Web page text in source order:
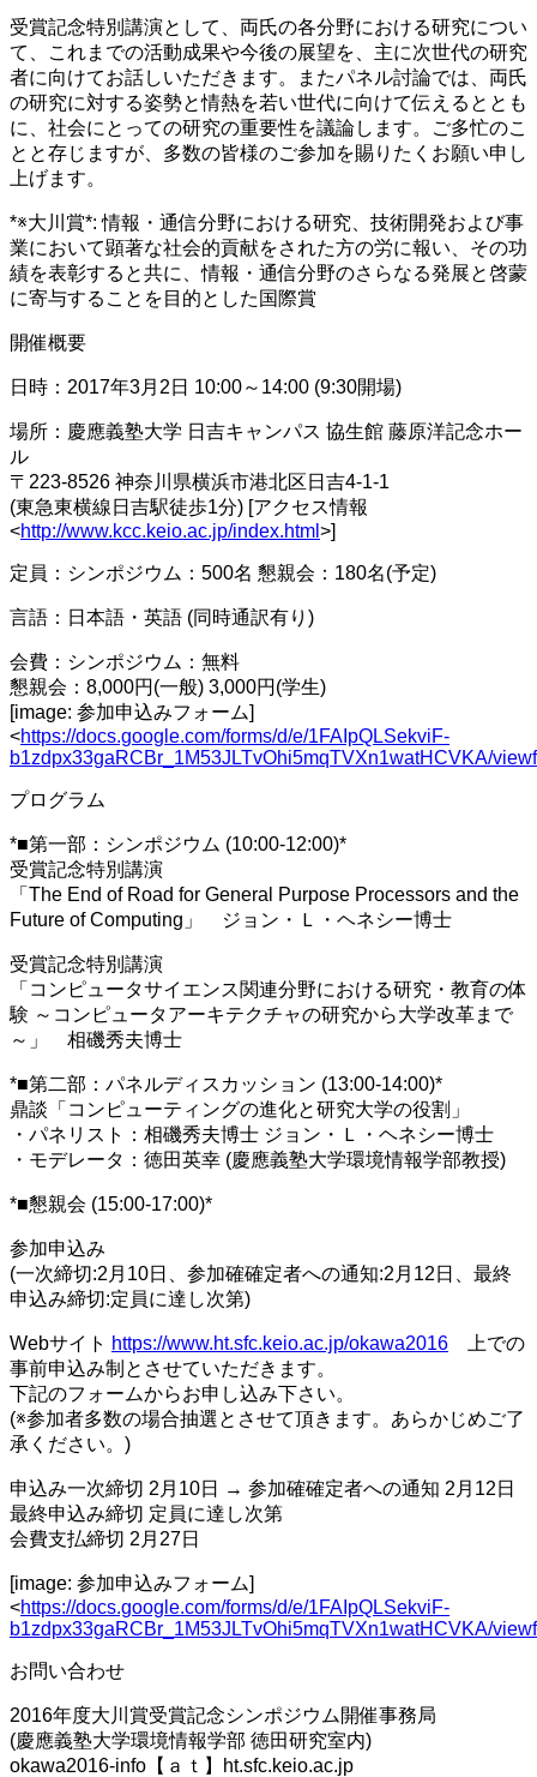
受賞記念特別講演として、両氏の各分野における研究につい
て、これまでの活動成果や今後の展望を、主に次世代の研究
者に向けてお話しいただきます。またパネル討論では、両氏
の研究に対する姿勢と情熱を若い世代に向けて伝えるととも
に、社会にとっての研究の重要性を議論します。ご多忙のこ
とと存じますが、多数の皆様のご参加を賜りたくお願い申し
上げます。
*※大川賞*: 情報・通信分野における研究、技術開発および事
業において顕著な社会的貢献をされた方の労に報い、その功
績を表彰すると共に、情報・通信分野のさらなる発展と啓蒙
に寄与することを目的とした国際賞
開催概要
日時：2017年3月2日 10:00～14:00 (9:30開場)
場所：慶應義塾大学 日吉キャンパス 協生館 藤原洋記念ホー
ル
〒223-8526 神奈川県横浜市港北区日吉4-1-1
(東急東横線日吉駅徒歩1分) [アクセス情報
<http://www.kcc.keio.ac.jp/index.html >]
定員：シンポジウム：500名 懇親会：180名(予定)
言語：日本語・英語 (同時通訳有り)
会費：シンポジウム：無料
懇親会：8,000円(一般) 3,000円(学生)
[image: 参加申込みフォーム]
<https://docs.google.com/forms/d/e/1FAIpQLSekviF-
b1zdpx33gaRCBr_1M53JLTvOhi5mqTVXn1watHCVKA/
プログラム
*■第一部：シンポジウム (10:00-12:00)*
受賞記念特別講演
「The End of Road for General Purpose Processors and the
Future of Computing」 ジョン・Ｌ・ヘネシー博士
受賞記念特別講演
「コンピュータサイエンス関連分野における研究・教育の体
験 ～コンピュータアーキテクチャの研究から大学改革まで
～」 相磯秀夫博士
*■第二部：パネルディスカッション (13:00-14:00)*
鼎談「コンピューティングの進化と研究大学の役割」
・パネリスト：相磯秀夫博士 ジョン・Ｌ・ヘネシー博士
・モデレータ：徳田英幸 (慶應義塾大学環境情報学部教授)
*■懇親会 (15:00-17:00)*
参加申込み
(一次締切:2月10日、参加確確定者への通知:2月12日、最終
申込み締切:定員に達し次第)
Webサイト https://www.ht.sfc.keio.ac.jp/okawa2016 上での
事前申込み制とさせていただきます。
下記のフォームからお申し込み下さい。
(※参加者多数の場合抽選とさせて頂きます。あらかじめご了
承ください。)
申込み一次締切 2月10日 → 参加確確定者への通知 2月12日
最終申込み締切 定員に達し次第
会費支払締切 2月27日
[image: 参加申込みフォーム]
<https://docs.google.com/forms/d/e/1FAIpQLSekviF-
b1zdpx33gaRCBr_1M53JLTvOhi5mqTVXn1watHCVKA/
お問い合わせ
2016年度大川賞受賞記念シンポジウム開催事務局
(慶應義塾大学環境情報学部 徳田研究室内)
okawa2016-info【ａｔ】ht.sfc.keio.ac.jp